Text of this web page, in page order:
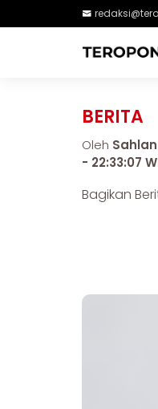
BERITA
Oleh
- 22:33:07
Bagikan